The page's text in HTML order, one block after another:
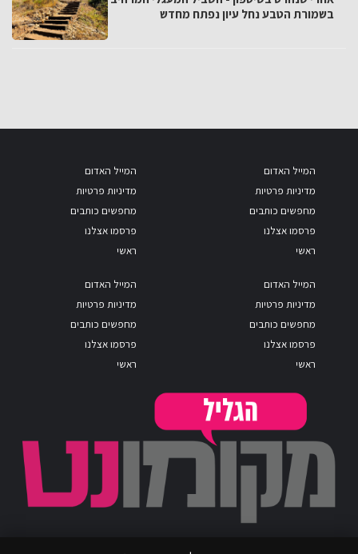
בשמורת הטבע נחל עיון נפתח מחדש
המייל האדום
מדיניות פרטיות
מחפשים כותבים
פרסמו אצלנו
ראשי
המייל האדום
מדיניות פרטיות
מחפשים כותבים
פרסמו אצלנו
ראשי
המייל האדום
מדיניות פרטיות
מחפשים כותבים
פרסמו אצלנו
ראשי
המייל האדום
מדיניות פרטיות
מחפשים כותבים
פרסמו אצלנו
ראשי